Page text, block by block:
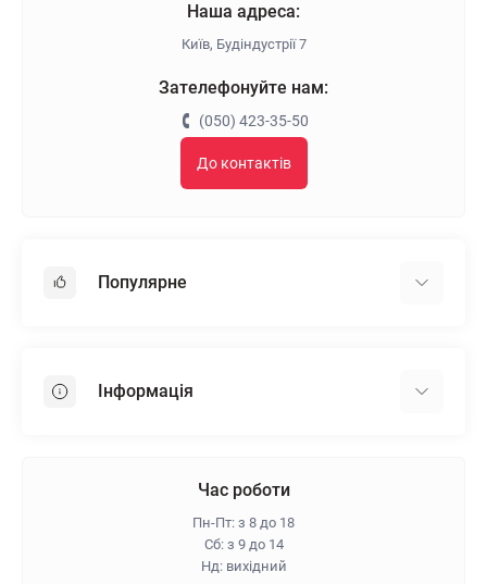
Наша адреса:
Київ, Будіндустрії 7
Зателефонуйте нам:
(050) 423-35-50
До контактів
Популярне
Пінопласт
Інформація
Гарантія та повернення
Час роботи
Пн-Пт: з 8 до 18
Сб: з 9 до 14
Нд: вихідний